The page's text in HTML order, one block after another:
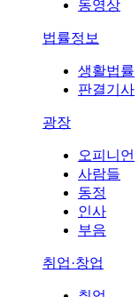
동영상
법률정보
생활법률
판결기사
광장
오피니언
사람들
동정
인사
부음
취업·창업